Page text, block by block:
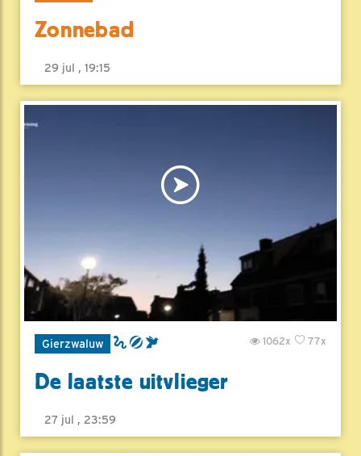
Zonnebad
29 jul , 19:15
Gierzwaluw 77x
1062x
De laatste uitvlieger
27 jul , 23:59